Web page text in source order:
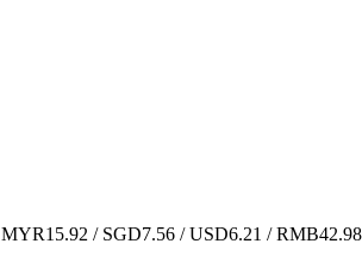
MYR15.92 / SGD7.56 / USD6.21 / RMB42.98